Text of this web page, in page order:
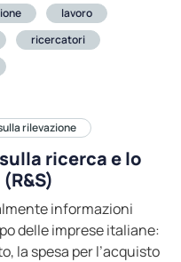
lavoro
ricercatori
rilevazione
ricerca e lo
informazioni
delle imprese italiane:
la spesa per l’acquisto